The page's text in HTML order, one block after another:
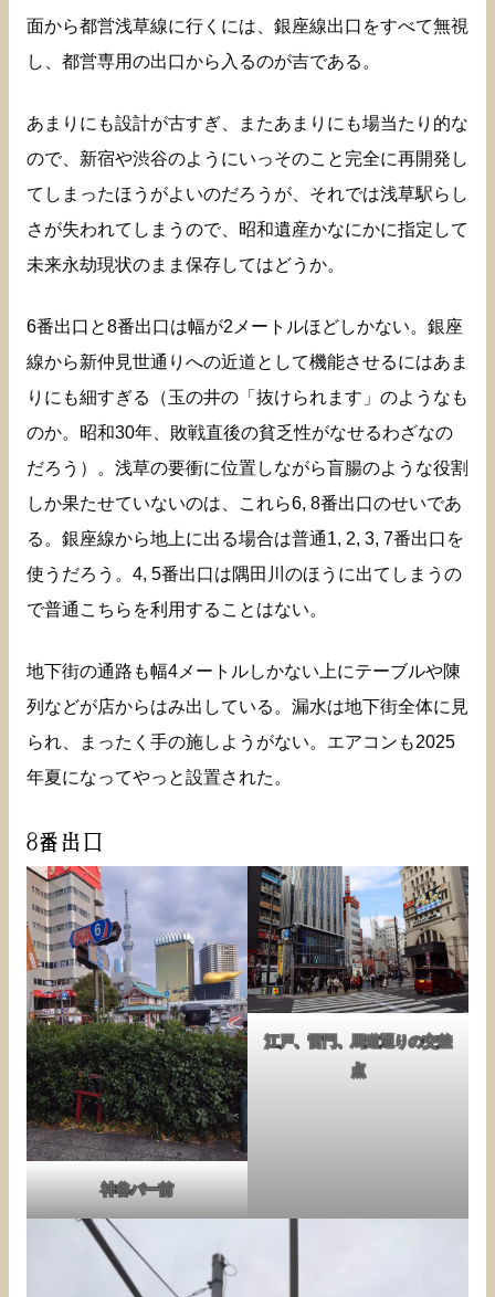
面から都営浅草線に行くには、銀座線出口をすべて無視
し、都営専用の出口から入るのが吉である。
あまりにも設計が古すぎ、またあまりにも場当たり的な
ので、新宿や渋谷のようにいっそのこと完全に再開発し
てしまったほうがよいのだろうが、それでは浅草駅らし
さが失われてしまうので、昭和遺産かなにかに指定して
未来永劫現状のまま保存してはどうか。
6番出口と8番出口は幅が2メートルほどしかない。銀座
線から新仲見世通りへの近道として機能させるにはあま
りにも細すぎる（玉の井の「抜けられます」のようなも
のか。昭和30年、敗戦直後の貧乏性がなせるわざなの
だろう）。浅草の要衝に位置しながら盲腸のような役割
しか果たせていないのは、これら6, 8番出口のせいであ
る。銀座線から地上に出る場合は普通1, 2, 3, 7番出口を
使うだろう。4, 5番出口は隅田川のほうに出てしまうの
で普通こちらを利用することはない。
地下街の通路も幅4メートルしかない上にテーブルや陳
列などが店からはみ出している。漏水は地下街全体に見
られ、まったく手の施しようがない。エアコンも2025
年夏になってやっと設置された。
8番出口
神谷バー前
江戸、雷門、馬道通りの交差
点